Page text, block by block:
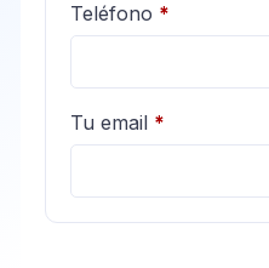
Teléfono *
Tu email *